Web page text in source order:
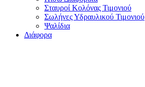
Σταυροί Κολόνας Τιμονιού
Σωλήνες Υδραυλικού Τιμονιού
Ψαλίδια
Διάφορα